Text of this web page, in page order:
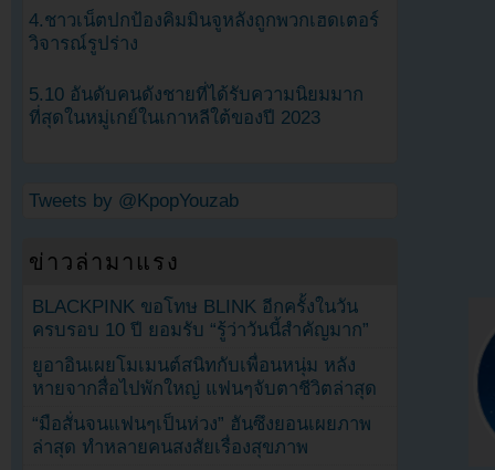
4.ชาวเน็ตปกป้องคิมมินจูหลังถูกพวกเฮดเตอร์
วิจารณ์รูปร่าง
5.10 อันดับคนดังชายที่ได้รับความนิยมมาก
ที่สุดในหมู่เกย์ในเกาหลีใต้ของปี 2023
Tweets by @KpopYouzab
ข่าวล่ามาแรง
BLACKPINK ขอโทษ BLINK อีกครั้งในวัน
ครบรอบ 10 ปี ยอมรับ “รู้ว่าวันนี้สำคัญมาก”
ยูอาอินเผยโมเมนต์สนิทกับเพื่อนหนุ่ม หลัง
หายจากสื่อไปพักใหญ่ แฟนๆจับตาชีวิตล่าสุด
“มือสั่นจนแฟนๆเป็นห่วง” ฮันซึงยอนเผยภาพ
ล่าสุด ทำหลายคนสงสัยเรื่องสุขภาพ